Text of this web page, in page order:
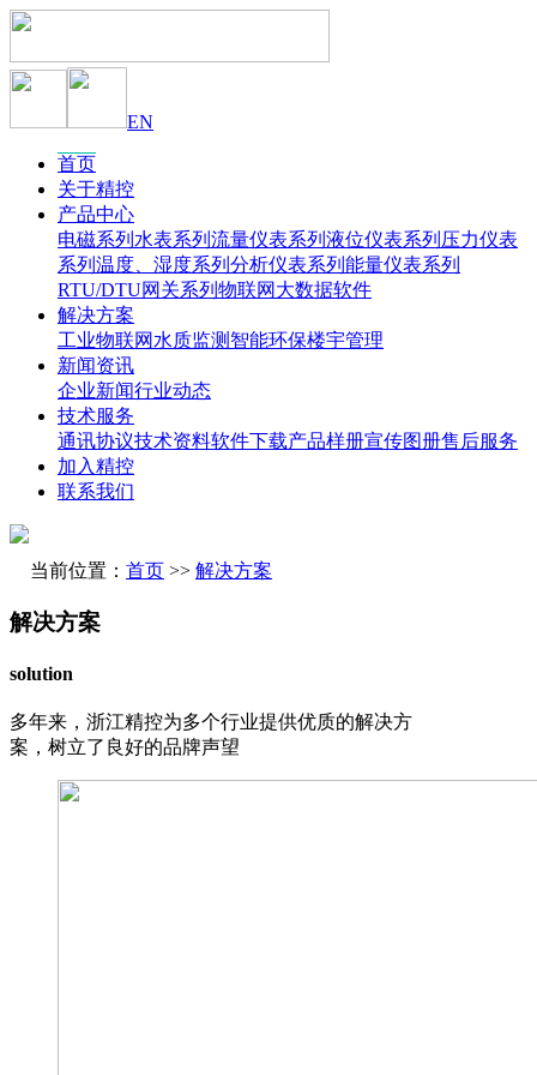
EN
首页
关于精控
产品中心
电磁系列 水表系列 流量仪表系列 液位仪表系列 压力仪表
系列 温度、湿度系列 分析仪表系列 能量仪表系列
RTU/DTU网关系列 物联网大数据软件
解决方案
工业物联网 水质监测 智能环保楼宇管理
新闻资讯
企业新闻行业动态
技术服务
通讯协议技术资料软件下载产品样册宣传图册售后服务
加入精控
联系我们
当前位置： 首页 >> 解决方案
解决方案
solution
多年来，浙江精控为多个行业提供优质的解决方
案，树立了良好的品牌声望